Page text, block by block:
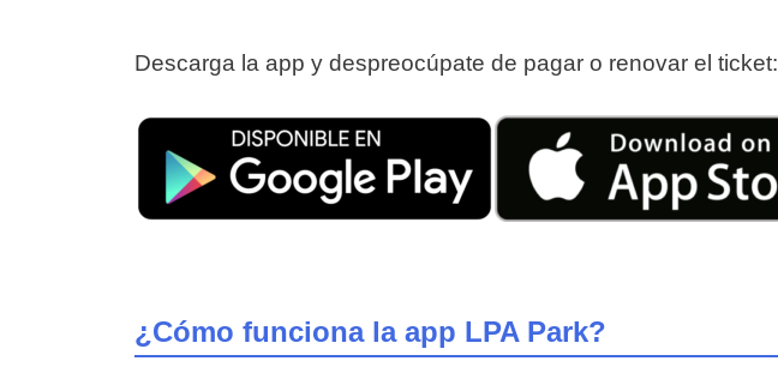
Descarga la app y despreocúpate de pagar o renovar el ticket:
¿Cómo funciona la app LPA Park?